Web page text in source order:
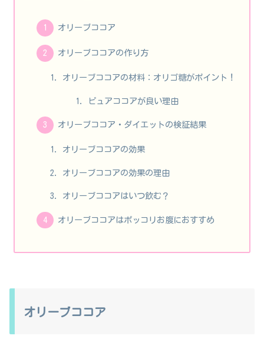
オリーブココア
オリーブココアの作り方
オリーブココアの材料：オリゴ糖がポイント！
ピュアココアが良い理由
オリーブココア・ダイエットの検証結果
オリーブココアの効果
オリーブココアの効果の理由
オリーブココアはいつ飲む？
オリーブココアはポッコリお腹におすすめ
オリーブココア